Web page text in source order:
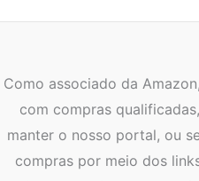
Como associado da
com compras
manter o nosso portal, ou
compras por meio dos